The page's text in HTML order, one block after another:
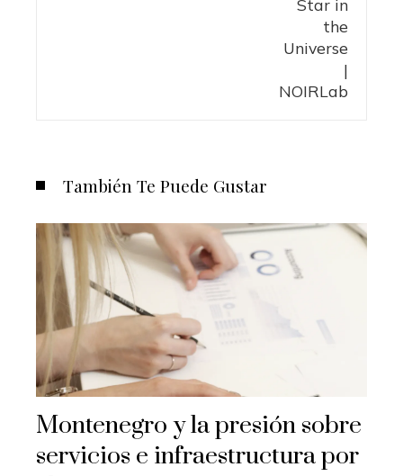
También Te Puede Gustar
Montenegro y la presión sobre
servicios e infraestructura por